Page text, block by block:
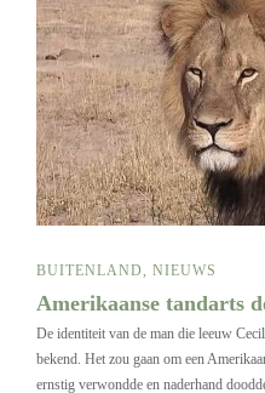
BUITENLAND, NIEUWS
Amerikaanse tandarts
De identiteit van de man die leeuw
bekend. Het zou gaan om een
ernstig verwondde en naderhand